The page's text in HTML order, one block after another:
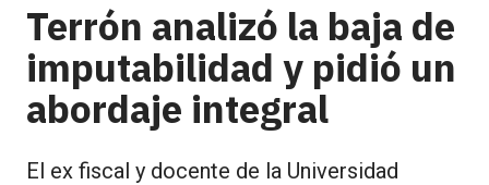
Terrón analizó la baja de
imputabilidad y pidió un
abordaje integral
El ex fiscal y docente de la Universidad